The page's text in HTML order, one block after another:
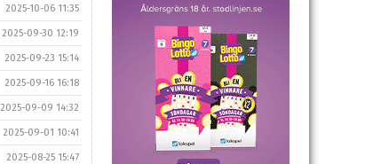
2025-10-06 11:35
2025-09-30 12:19
2025-09-23 15:14
2025-09-16 16:18
2025-09-09 14:32
2025-09-01 10:41
2025-08-25 15:47